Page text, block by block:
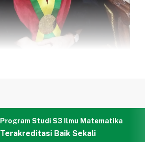
Program Studi S3 Ilmu Matematika
Terakreditasi Baik Sekali